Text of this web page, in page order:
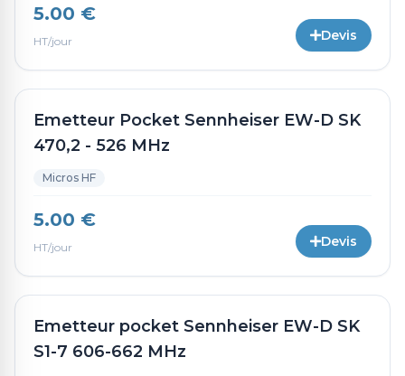
5.00 €
HT/jour Devis
Emetteur Pocket Sennheiser EW-D SK
470,2 - 526 MHz
Micros HF
5.00 €
HT/jour Devis
Emetteur pocket Sennheiser EW-D SK
S1-7 606-662 MHz